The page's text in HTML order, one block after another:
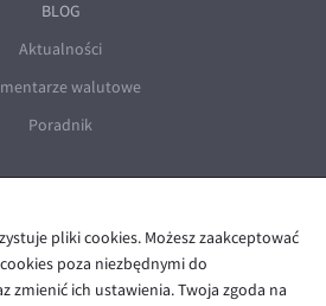
pliki cookies. Możesz zaakceptować
poza niezbędnymi do
zmienić ich ustawienia. Twoja zgoda na
BLOG
Aktualności
walutowe
Poradnik
2026 | Regulaminy |